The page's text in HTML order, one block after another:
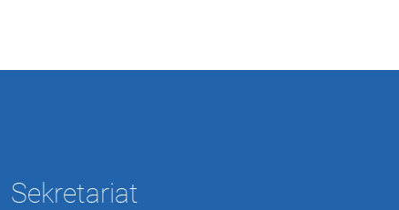
Sekretariat